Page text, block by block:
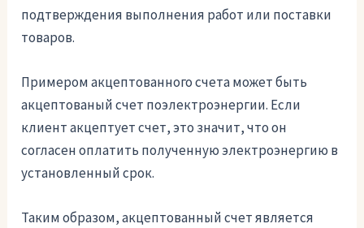
подтверждения выполнения работ или поставки
товаров.
Примером акцептованного счета может быть
акцептованый счет поэлектроэнергии. Если
клиент акцептует счет, это значит, что он
согласен оплатить полученную электроэнергию в
установленный срок.
Таким образом, акцептованный счет является